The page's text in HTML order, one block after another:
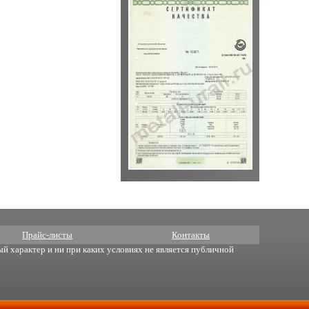
Прайс-листы Контакты
характер и ни при каких условиях не является публичной